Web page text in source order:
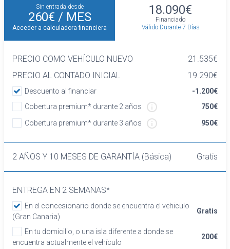
Sin entrada desde
260€ / MES
Acceder a calculadora financiera
18.090€
Financiado
Válido Durante 7 Días
PRECIO COMO VEHÍCULO NUEVO
21.535€
PRECIO AL CONTADO INICIAL
19.290€
Descuento al financiar
-1.200€
Cobertura premium* durante 2 años
750€
Cobertura premium* durante 3 años
950€
2 AÑOS Y 10 MESES DE GARANTÍA (Básica) Gratis
ENTREGA EN 2 SEMANAS*
En el concesionario donde se encuentra el vehiculo
(Gran Canaria)
Gratis
En tu domicilio, o una isla diferente a donde se
encuentra actualmente el vehículo
200€